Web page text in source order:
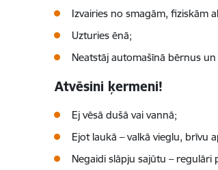
Izvairies no smagām, fiziskām
Uzturies ēnā;
Neatstāj automašīnā bērnus
Atvēsini ķermeni!
Ej vēsā dušā vai vannā;
Ejot laukā – valkā vieglu, brīvu
Negaidi slāpju sajūtu –